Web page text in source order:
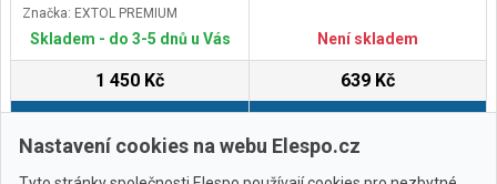
Značka: EXTOL PREMIUM
Skladem - do 3-5 dnů u Vás
1 450 Kč
Není skladem
639 Kč
Nastavení cookies na webu Elespo.cz